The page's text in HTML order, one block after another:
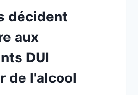
décident
aux
DUI
de l'alcool